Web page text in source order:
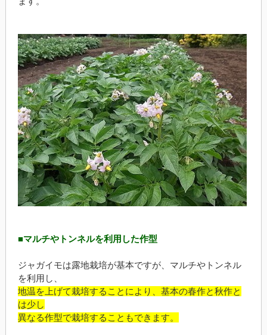
■マルチやトンネルを利用した作型
ジャガイモは露地栽培が基本ですが、マルチやトンネル
を利用し、
地温を上げて栽培することにより、基本の春作と秋作と
は少し
異なる作型で栽培することもできます。